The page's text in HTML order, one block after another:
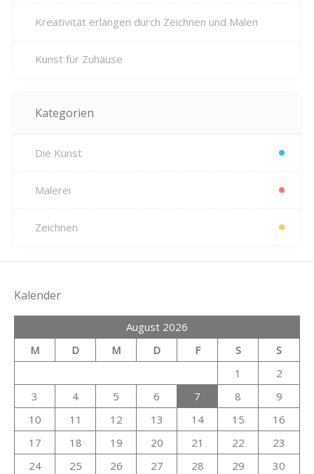
Kreativität erlangen durch Zeichnen und Malen
Kunst für Zuhause
Kategorien
Die Kunst
Malerei
Zeichnen
Kalender
August 2026
M
D M D F S
S
1
2
3
4 5 6 7 8
9
10
11 12 13 14 15
16
17
18 19 20 21 22
23
24
25 26 27 28 29
30